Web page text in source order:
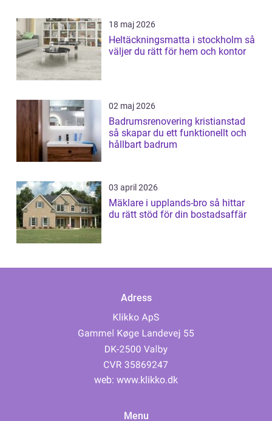
18 maj 2026
Heltäckningsmatta i stockholm så
väljer du rätt för hem och kontor
02 maj 2026
Badrumsrenovering kristianstad
så skapar du ett funktionellt och
hållbart badrum
03 april 2026
Mäklare i upplands-bro så hittar
du rätt stöd för din bostadsaffär
Adress
web: www.klikko.dk
Menu